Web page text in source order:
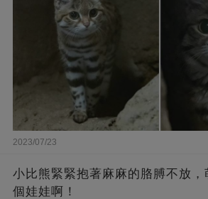
2023/07/23
小比熊緊緊抱著麻麻的胳膊不放，
個娃娃啊！